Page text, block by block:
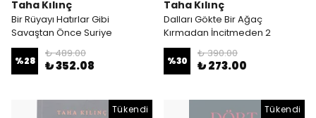
Taha Kılınç
Bir Rüyayı Hatırlar Gibi
Savaştan Önce Suriye
%28
₺ 489.00
₺ 352.08
Taha Kılınç
Dalları Gökte Bir Ağaç
Kırmadan İncitmeden 2
%30
₺ 390.00
₺ 273.00
Tükendi Tükendi